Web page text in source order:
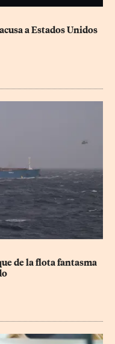
a Estados Unidos
de la flota fantasma